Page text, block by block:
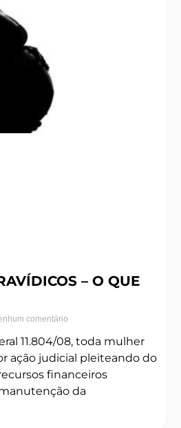
– O QUE
comentário
11.804/08, toda mulher
ação judicial pleiteando do
financeiros
da